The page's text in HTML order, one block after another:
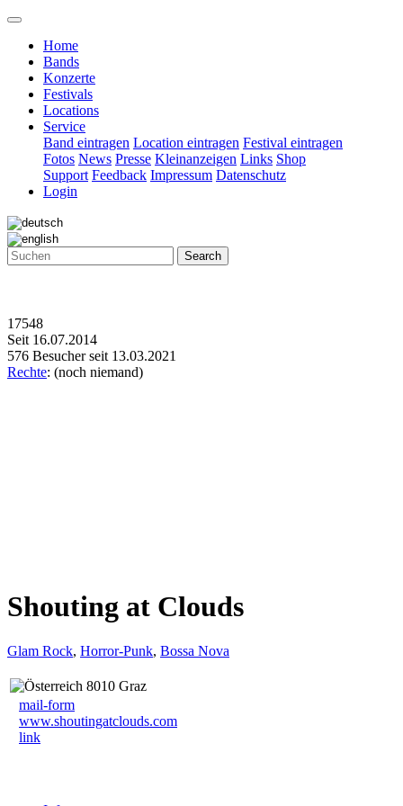
Home
Bands
Konzerte
Festivals
Locations
Service
Band eintragen Location eintragen Festival eintragen
Fotos News Presse Kleinanzeigen Links Shop
Support Feedback Impressum Datenschutz
Login
Search
17548
Seit 16.07.2014
576 Besucher seit 13.03.2021
Rechte: (noch niemand)
Shouting at Clouds
Glam Rock, Horror-Punk, Bossa Nova
8010 Graz
mail-form
www.shoutingatclouds.com
link